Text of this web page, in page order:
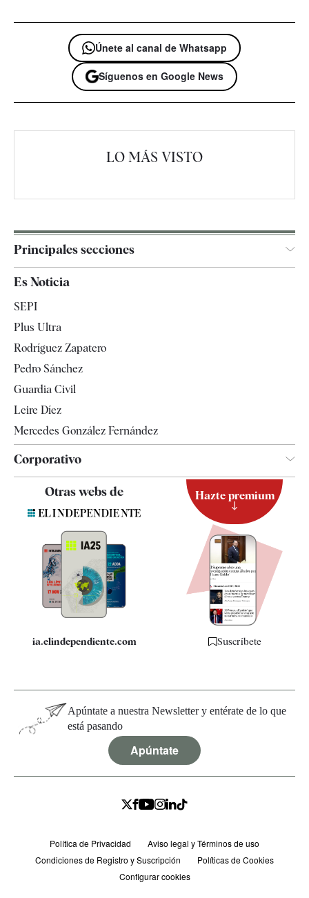
Únete al canal de Whatsapp
Síguenos en Google News
LO MÁS VISTO
Principales secciones
Televisión
Es Noticia
SEPI
Plus Ultra
Rodríguez Zapatero
Pedro Sánchez
Guardia Civil
Leire Díez
Mercedes González Fernández
Corporativo
Quiénes somos
Especificaciones
Otras webs de
ia.elindependiente.com
Hazte premium
Suscríbete
Apúntate a nuestra Newsletter y entérate de lo que
está pasando
Apúntate
Política de Privacidad
Aviso legal y Términos de uso
Condiciones de Registro y Suscripción
Políticas de Cookies
Configurar cookies